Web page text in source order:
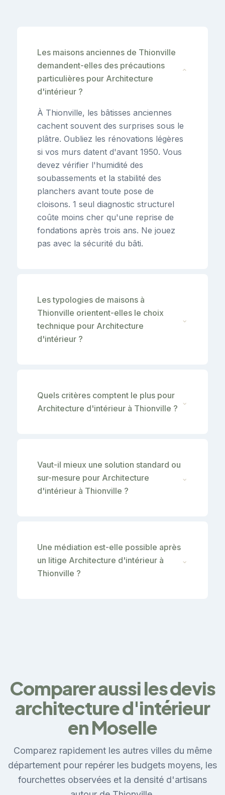
Les maisons anciennes de Thionville
demandent-elles des précautions
particulières pour Architecture
d'intérieur ?
⌄
À Thionville, les bâtisses anciennes
cachent souvent des surprises sous le
plâtre. Oubliez les rénovations légères
si vos murs datent d'avant 1950. Vous
devez vérifier l'humidité des
soubassements et la stabilité des
planchers avant toute pose de
cloisons. 1 seul diagnostic structurel
coûte moins cher qu'une reprise de
fondations après trois ans. Ne jouez
pas avec la sécurité du bâti.
Les typologies de maisons à
Thionville orientent-elles le choix
technique pour Architecture
d'intérieur ?
⌄
Quels critères comptent le plus pour
Architecture d'intérieur à Thionville ?
⌄
Vaut-il mieux une solution standard ou
sur-mesure pour Architecture
d'intérieur à Thionville ?
⌄
Une médiation est-elle possible après
un litige Architecture d'intérieur à
Thionville ?
⌄
Comparer aussi les devis
architecture d'intérieur
en Moselle
Comparez rapidement les autres villes du même
département pour repérer les budgets moyens, les
fourchettes observées et la densité d'artisans